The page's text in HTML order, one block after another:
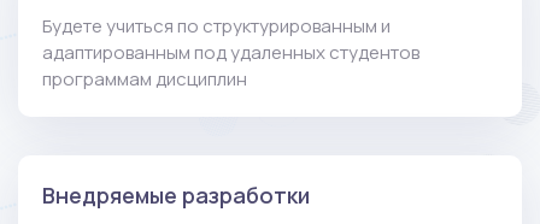
Будете учиться по структурированным и
адаптированным под удаленных студентов
программам дисциплин
Внедряемые разработки